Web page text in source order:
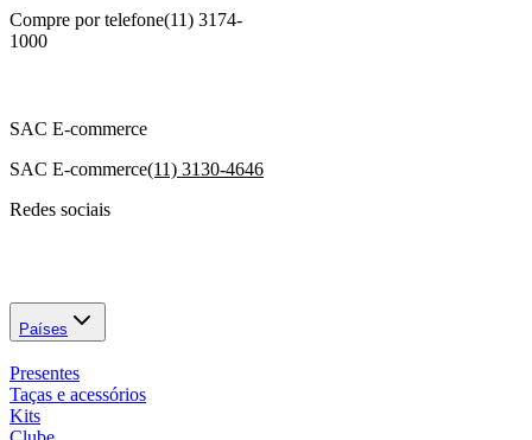
Compre por telefone(11) 3174-
1000
SAC E-commerce
SAC E-commerce(11) 3130-4646
Redes sociais
Países
Presentes
Taças e acessórios
Kits